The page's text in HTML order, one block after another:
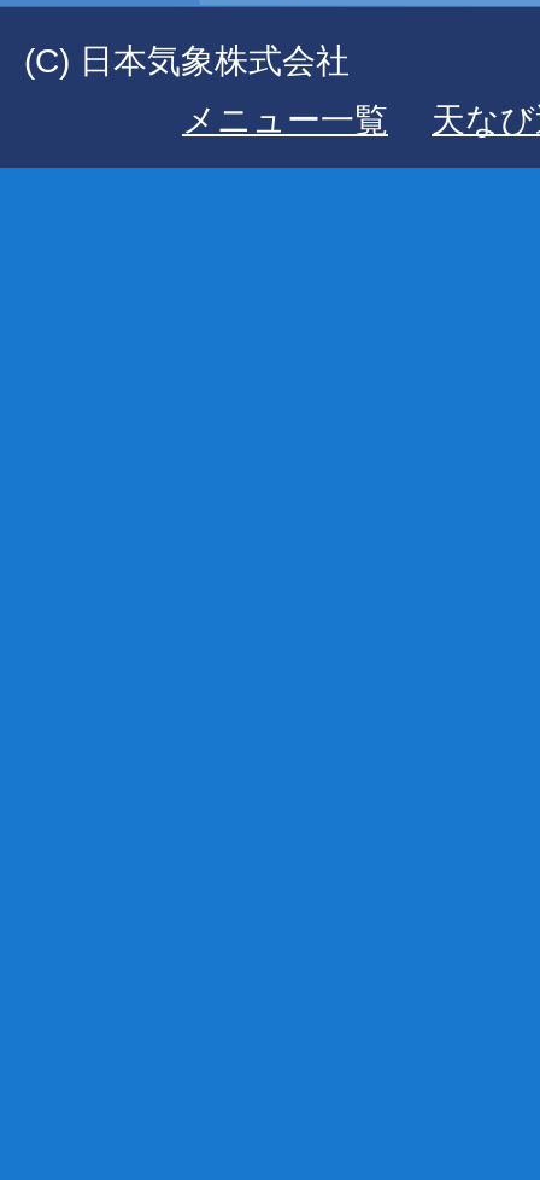
(C) 日本気象株式会社
メニュー一覧
天な